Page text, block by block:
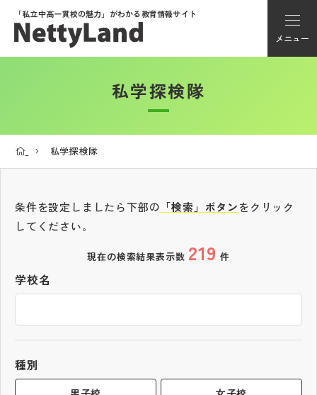
「私立中高一貫校の魅力」がわかる教育情報サイト
メニュー
アカウント登録
メニュー
学校選び
私学探検隊
私学探検隊
私学探検隊
条件を設定しましたら下部の 「検索」ボタンをクリック
してください。
現在の検索結果表示数 219 件
学校名
種別